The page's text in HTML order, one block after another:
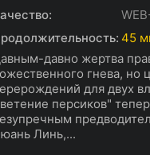
45
давно жертва
гнева, но
для двух
персиков"
Линь,...